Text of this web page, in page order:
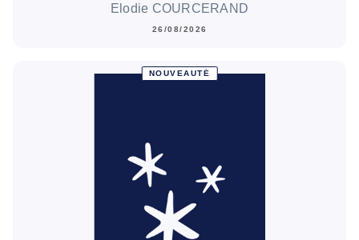
Elodie COURCERAND
26/08/2026
NOUVEAUTÉ